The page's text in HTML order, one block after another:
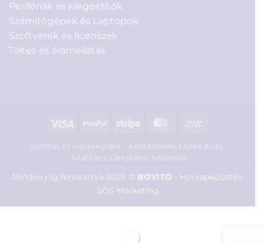
Perifériák és kiegészítők
Számítógépek és Laptopok
Szoftverek és licenszek
Töltés és áramellátás
Visa PayPal Stripe MasterCard
Delivery
Szállítás és visszaküldés
Adatkezelési tájékoztató
Általános szerződési feltételek
Minden jog fenntartva 2026 © BOVITO - Honlapkészítés:
SOS Marketing